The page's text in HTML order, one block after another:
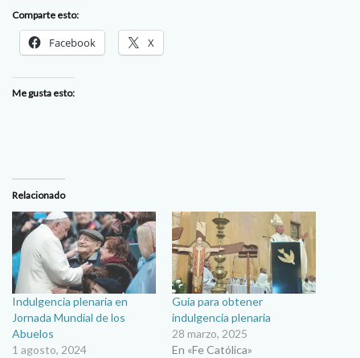
Comparte esto:
Facebook X
Me gusta esto:
Relacionado
Indulgencia plenaria en
Jornada Mundial de los
Abuelos
1 agosto, 2024
Guía para obtener
indulgencia plenaria
28 marzo, 2025
En «Fe Católica»